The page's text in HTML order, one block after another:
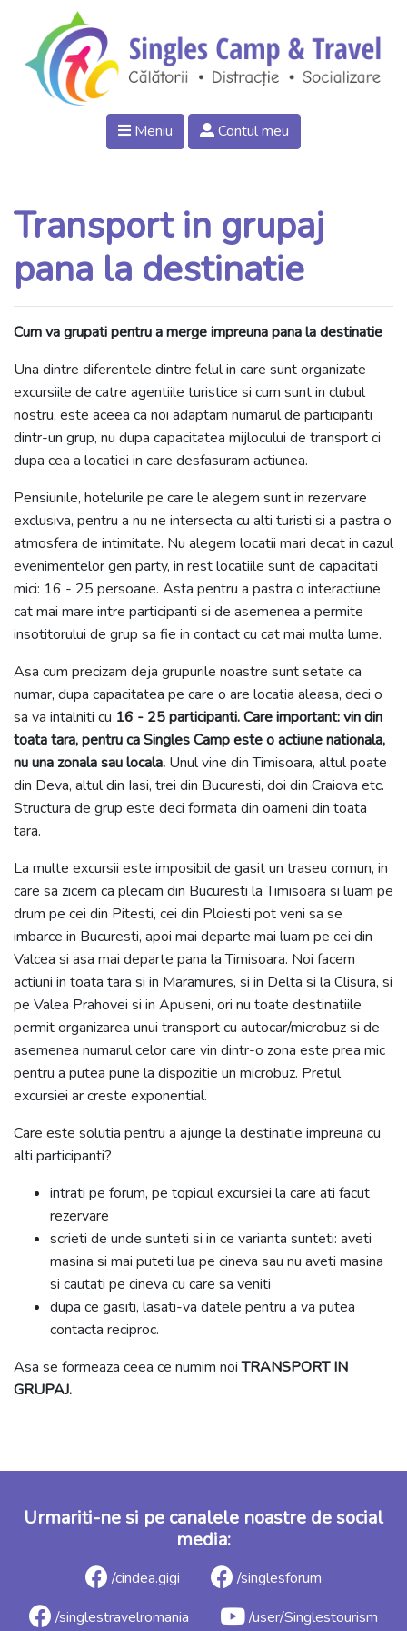
Meniu Contul meu
Transport in grupaj
pana la destinatie
Cum va grupati pentru a merge impreuna pana la destinatie
Una dintre diferentele dintre felul in care sunt organizate
excursiile de catre agentiile turistice si cum sunt in clubul
nostru, este aceea ca noi adaptam numarul de participanti
dintr-un grup, nu dupa capacitatea mijlocului de transport ci
dupa cea a locatiei in care desfasuram actiunea.
Pensiunile, hotelurile pe care le alegem sunt in rezervare
exclusiva, pentru a nu ne intersecta cu alti turisti si a pastra o
atmosfera de intimitate. Nu alegem locatii mari decat in cazul
evenimentelor gen party, in rest locatiile sunt de capacitati
mici: 16 - 25 persoane. Asta pentru a pastra o interactiune
cat mai mare intre participanti si de asemenea a permite
insotitorului de grup sa fie in contact cu cat mai multa lume.
Asa cum precizam deja grupurile noastre sunt setate ca
numar, dupa capacitatea pe care o are locatia aleasa, deci o
sa va intalniti cu 16 - 25 participanti. Care important: vin din
toata tara, pentru ca Singles Camp este o actiune nationala,
nu una zonala sau locala. Unul vine din Timisoara, altul poate
din Deva, altul din Iasi, trei din Bucuresti, doi din Craiova etc.
Structura de grup este deci formata din oameni din toata
tara.
La multe excursii este imposibil de gasit un traseu comun, in
care sa zicem ca plecam din Bucuresti la Timisoara si luam pe
drum pe cei din Pitesti, cei din Ploiesti pot veni sa se
imbarce in Bucuresti, apoi mai departe mai luam pe cei din
Valcea si asa mai departe pana la Timisoara. Noi facem
actiuni in toata tara si in Maramures, si in Delta si la Clisura, si
pe Valea Prahovei si in Apuseni, ori nu toate destinatiile
permit organizarea unui transport cu autocar/microbuz si de
asemenea numarul celor care vin dintr-o zona este prea mic
pentru a putea pune la dispozitie un microbuz. Pretul
excursiei ar creste exponential.
Care este solutia pentru a ajunge la destinatie impreuna cu
alti participanti?
intrati pe forum, pe topicul excursiei la care ati facut
rezervare
scrieti de unde sunteti si in ce varianta sunteti: aveti
masina si mai puteti lua pe cineva sau nu aveti masina
si cautati pe cineva cu care sa veniti
dupa ce gasiti, lasati-va datele pentru a va putea
contacta reciproc.
Asa se formeaza ceea ce numim noiTRANSPORT IN
GRUPAJ.
Urmariti-ne si pe canalele noastre de social
media:
/cindea.gigi
/singlesforum
/singlestravelromania
/user/Singlestourism